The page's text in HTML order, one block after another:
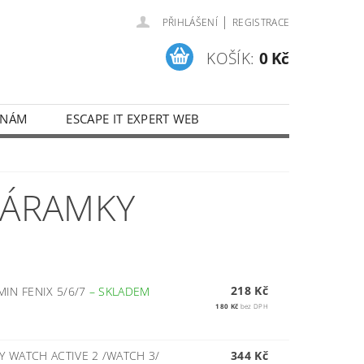
PŘIHLÁŠENÍ | REGISTRACE
KOŠÍK: 0 Kč
ESCAPE IT EXPERT WEB
FENIX 5/6/7 –SKLADEM 218 Kč
180 Kč bez DPH
WATCH ACTIVE 2 /WATCH 3/ 344 Kč